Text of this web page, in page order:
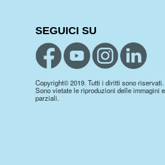
SEGUICI SU
Copyright© 2019. Tutti i diritti sono riservati.
Sono vietate le riproduzioni delle immagini
parziali.